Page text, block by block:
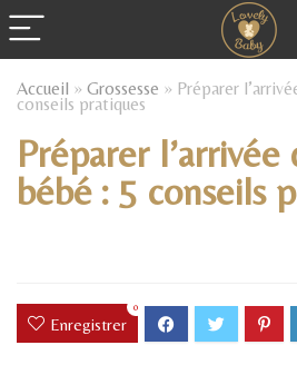
Accueil » Grossesse » Préparer
conseils pratiques
Préparer
bébé : 5 conseils
Enregistrer
0